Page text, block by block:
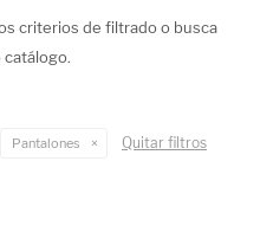
criterios de filtrado o busca
Pantalones Quitar filtros